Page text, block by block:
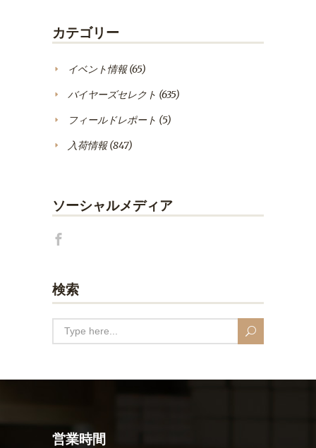
カテゴリー
イベント情報(65)
バイヤーズセレクト (635)
フィールドレポート (5)
入荷情報(847)
ソーシャルメディア
検索
営業時間